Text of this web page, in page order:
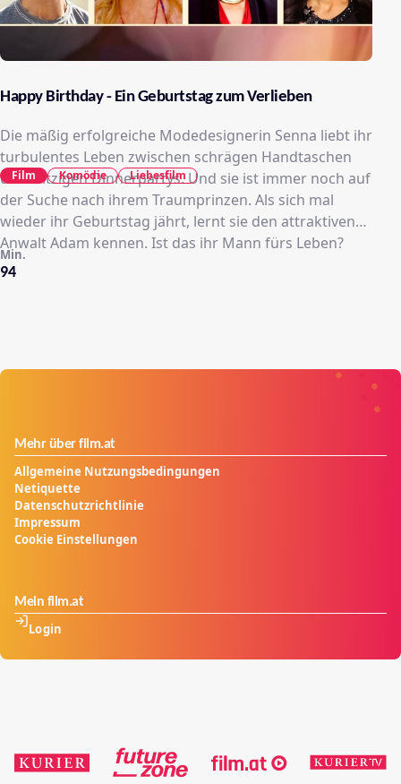
Happy Birthday - Ein Geburtstag zum Verlieben
Die mäßig erfolgreiche Modedesignerin Senna liebt ihr
turbulentes Leben zwischen schrägen Handtaschen
und witzigen Dinnerpartys. Und sie ist immer noch auf
der Suche nach ihrem Traumprinzen. Als sich mal
wieder ihr Geburtstag jährt, lernt sie den attraktiven
Anwalt Adam kennen. Ist das ihr Mann fürs Leben?
94
Min.
Film Komödie Liebesfilm
Mehr über film.at
Allgemeine Nutzungsbedingungen
Netiquette
Datenschutzrichtlinie
Impressum
Cookie Einstellungen
Mein film.at
Login